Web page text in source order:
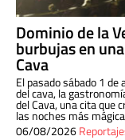
Dominio de la
burbujas en
Cava
El pasado sábado 1
del cava, la
del Cava, una cita que
las noches más
06/08/2026